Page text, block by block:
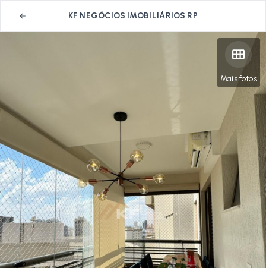
KF NEGÓCIOS IMOBILIÁRIOS RP
Mais fotos